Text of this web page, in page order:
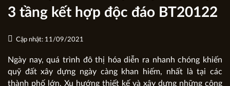
3 tầng kết hợp độc đáo BT20122
Cập nhật: 11/09/2021
Ngày nay, quá trình đô thị hóa diễn ra nhanh chóng khiến
quỹ đất xây dựng ngày càng khan hiếm, nhất là tại các
thành phố lớn. Xu hướng thiết kế và xây dựng những công